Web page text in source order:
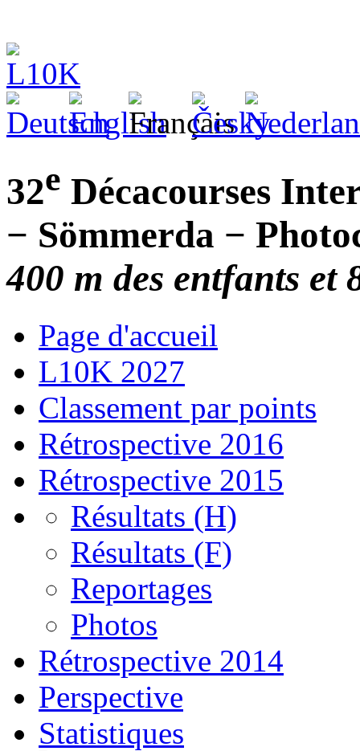
32e Décacourses
− Sömmerda −
400 m des entfants et
Page d'accueil
L10K 2027
Classement par points
Rétrospective 2016
Rétrospective 2015
Résultats (H)
Résultats (F)
Reportages
Photos
Rétrospective 2014
Perspective
Statistiques